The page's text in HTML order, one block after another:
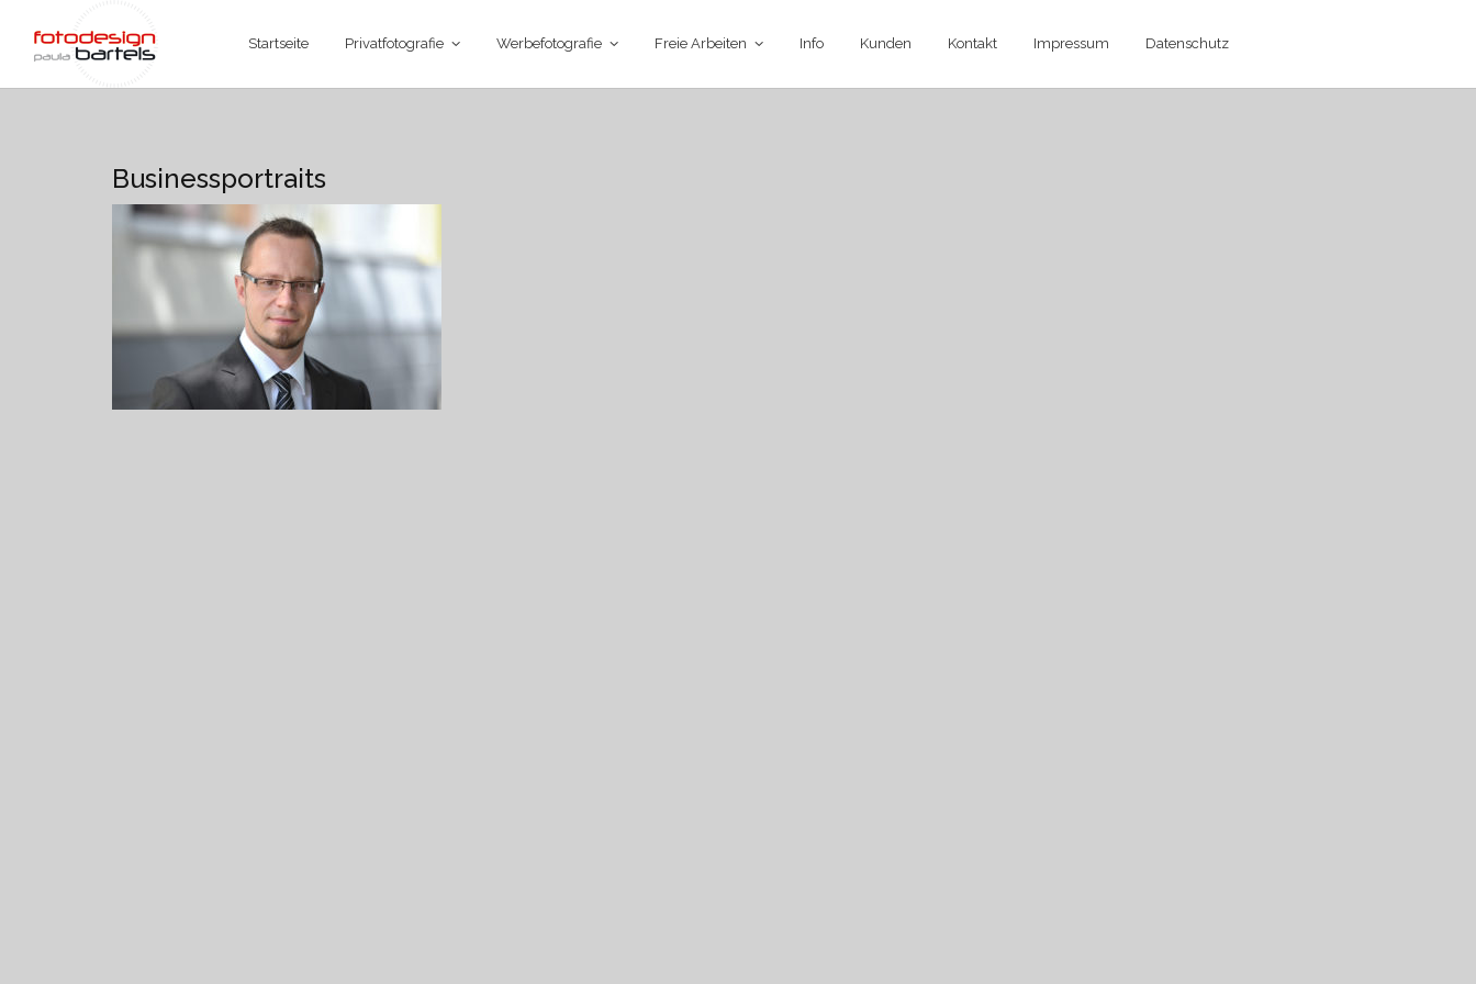
Startseite Privatfotografie Werbefotografie Freie Arbeiten Info Kunden Kontakt Impressum Datenschutz
Businessportraits